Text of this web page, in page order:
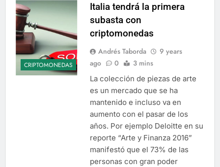
CRIPTOMONEDAS
Italia tendrá la primera
subasta con
criptomonedas
Andrés Taborda
9 years
ago
0 3 mins
La colección de piezas de arte
es un mercado que se ha
mantenido e incluso va en
aumento con el pasar de los
años. Por ejemplo Deloitte en su
reporte “Arte y Finanza 2016”
manifestó que el 73% de las
personas con gran poder